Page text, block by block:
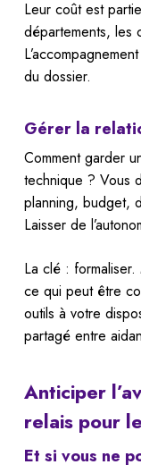
Leur coût est
départements, les
du dossier.
Gérer la
Comment garder
technique ? Vous
planning, budget,
Laisser de
La clé :
ce qui peut être
outils à votre
partagé entre
Anticiper
relais pour
Et si vous ne